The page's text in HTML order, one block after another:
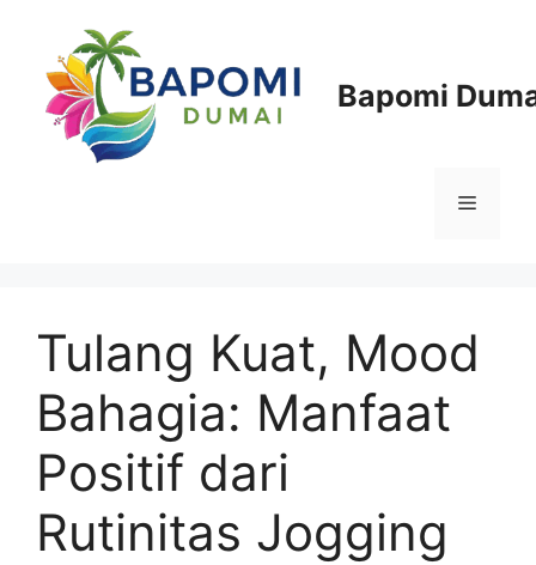
Bapomi
Menu
Tulang Kuat, Mood
Bahagia: Manfaat
Positif dari
Rutinitas Jogging